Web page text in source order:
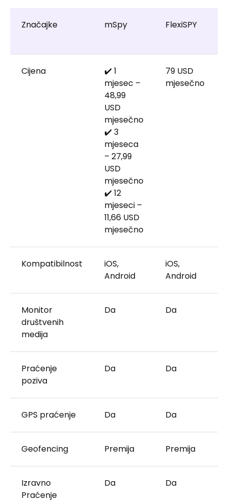
Značajke mSpy FlexiSPY
Cijena
✔️ 1
mjesec –
48,99
USD
mjesečno
✔️ 3
mjeseca
– 27,99
USD
mjesečno
✔️ 12
mjeseci –
11,66 USD
mjesečno
79 USD
mjesečno
Kompatibilnost
iOS,
Android
iOS,
Android
Monitor
društvenih
medija
Da Da
Praćenje
poziva
Da Da
GPS praćenje Da Da
Geofencing Premija Premija
Izravno
Praćenje
Da Da